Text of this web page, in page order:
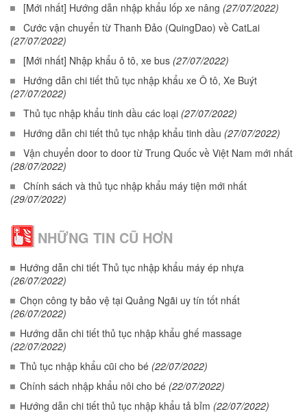
[Mới nhất] Hướng dẫn nhập khẩu lốp xe nâng (27/07/2022)
Cước vận chuyển từ Thanh Đảo (QuingDao) về CatLai
(27/07/2022)
[Mới nhất] Nhập khẩu ô tô, xe bus (27/07/2022)
Hướng dẫn chi tiết thủ tục nhập khẩu xe Ô tô, Xe Buýt
(27/07/2022)
Thủ tục nhập khẩu tinh dầu các loại (27/07/2022)
Hướng dẫn chi tiết thủ tục nhập khẩu tinh dầu (27/07/2022)
Vận chuyển door to door từ Trung Quốc về Việt Nam mới nhất
(28/07/2022)
Chính sách và thủ tục nhập khẩu máy tiện mới nhất
(29/07/2022)
NHỮNG TIN CŨ HƠN
Hướng dẫn chi tiết Thủ tục nhập khẩu máy ép nhựa
(26/07/2022)
Chọn công ty bảo vệ tại Quảng Ngãi uy tín tốt nhất
(26/07/2022)
Hướng dẫn chi tiết thủ tục nhập khẩu ghế massage
(22/07/2022)
Thủ tục nhập khẩu cũi cho bé (22/07/2022)
Chính sách nhập khẩu nôi cho bé (22/07/2022)
Hướng dẫn chi tiết thủ tục nhập khẩu tả bỉm (22/07/2022)